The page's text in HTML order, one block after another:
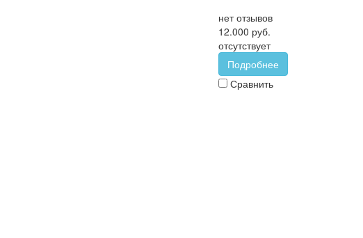
нет отзывов
12.000 руб.
отсутствует
Подробнее
Сравнить